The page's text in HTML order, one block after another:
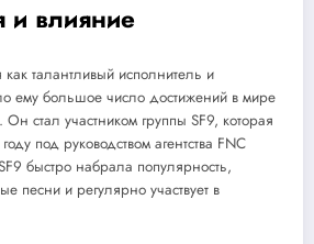
и влияние
как талантливый исполнитель и
ему большое число достижений в мире
Он стал участником группы SF9, которая
под руководством агентства FNC
быстро набрала популярность,
песни и регулярно участвует в